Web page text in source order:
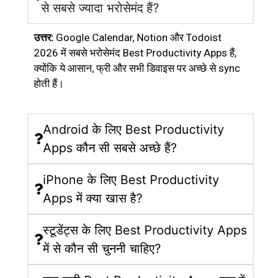
से सबसे ज्यादा भरोसेमंद हैं?
उत्तर: Google Calendar, Notion और Todoist
2026 में सबसे भरोसेमंद Best Productivity Apps हैं,
क्योंकि ये आसान, फ्री और सभी डिवाइस पर अच्छे से sync
होती हैं।
Android के लिए Best Productivity
Apps कौन सी सबसे अच्छे हैं?
iPhone के लिए Best Productivity
Apps में क्या खास है?
स्टूडेंट्स के लिए Best Productivity Apps
में से कौन सी चुननी चाहिए?